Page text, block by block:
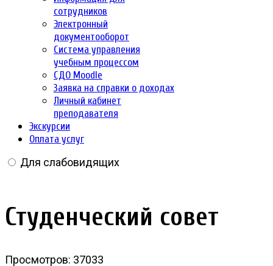
сотрудников
Электронный
документооборот
Система управления
учебным процессом
СДО Moodle
Заявка на справки о доходах
Личный кабинет
преподавателя
Экскурсии
Оплата услуг
Для слабовидящих
Студенческий совет
Просмотров: 37033